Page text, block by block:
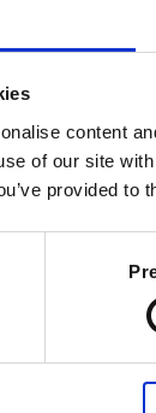
content
of our site
provided to